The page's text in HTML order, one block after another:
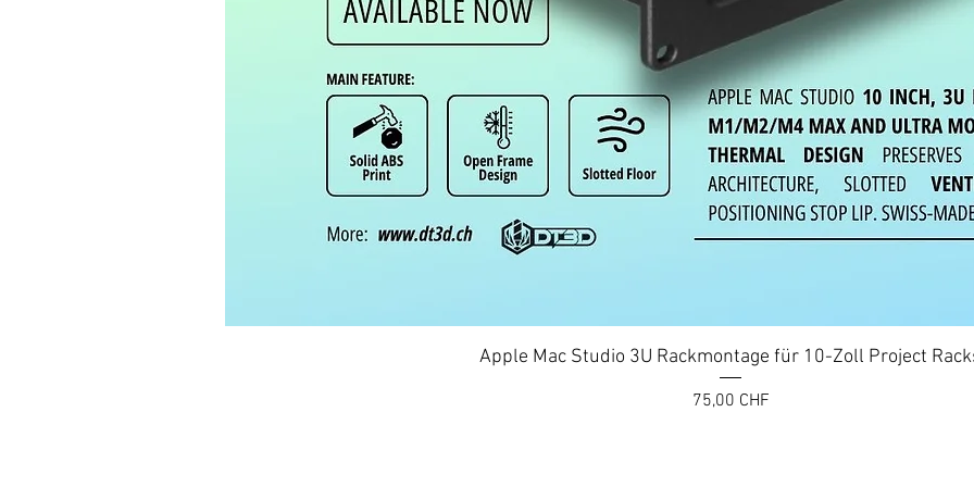
Schnellansicht
Apple Mac Studio 3U Rackmontage für 10-Zoll Project
Preis
75,00 CHF